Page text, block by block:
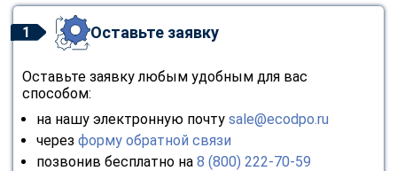
1 Оставьте заявку
Оставьте заявку любым удобным для вас
способом:
на нашу электронную почту sale@ecodpo.ru
через форму обратной связи
позвонив бесплатно на 8 (800) 222-70-59